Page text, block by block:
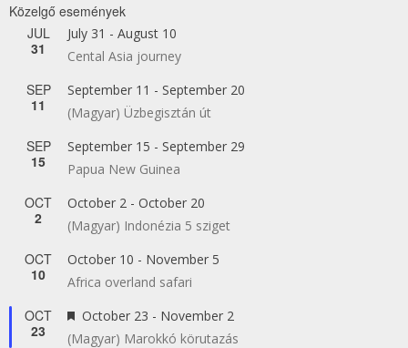
Közelgő események
JUL
31
July 31 - August 10
Cental Asia journey
SEP
11
September 11 - September 20
(Magyar) Üzbegisztán út
SEP
15
September 15 - September 29
Papua New Guinea
OCT
2
October 2 - October 20
(Magyar) Indonézia 5 sziget
OCT
10
October 10 - November 5
Africa overland safari
OCT
23
Featured
October 23 - November 2
(Magyar) Marokkó körutazás